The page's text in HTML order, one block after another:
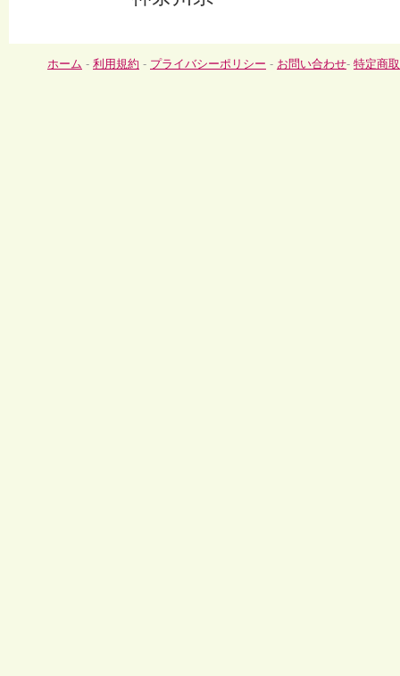
ホーム - 利用規約 - プライバシーポリシー - お問い合わせ- 特定商